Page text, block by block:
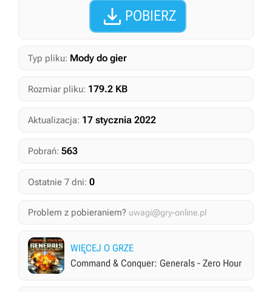
 POBIERZ
Typ pliku: Mody do gier
Rozmiar pliku: 179.2 KB
Aktualizacja: 17 stycznia 2022
Pobrań: 563
Ostatnie 7 dni: 0
Problem z pobieraniem? uwagi@gry-online.pl
WIĘCEJ O GRZE
Command & Conquer: Generals - Zero Hour